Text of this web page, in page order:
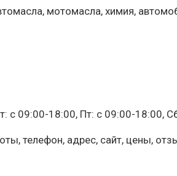
мотомасла, химия,
09:00-18:00, Пт: c 09:00-18:00,
телефон, адрес, сайт, цены,